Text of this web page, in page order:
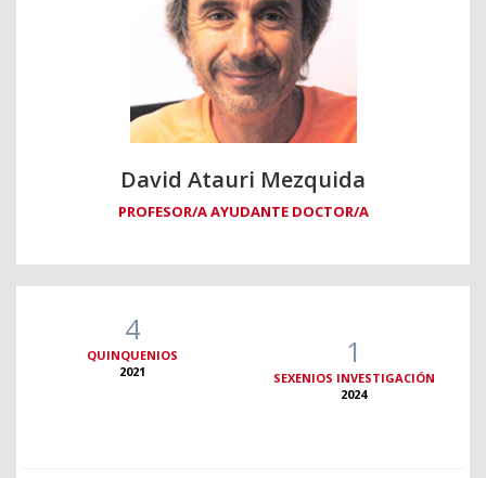
David Atauri Mezquida
PROFESOR/A AYUDANTE DOCTOR/A
4
QUINQUENIOS
2021
1
SEXENIOS INVESTIGACIÓN
2024